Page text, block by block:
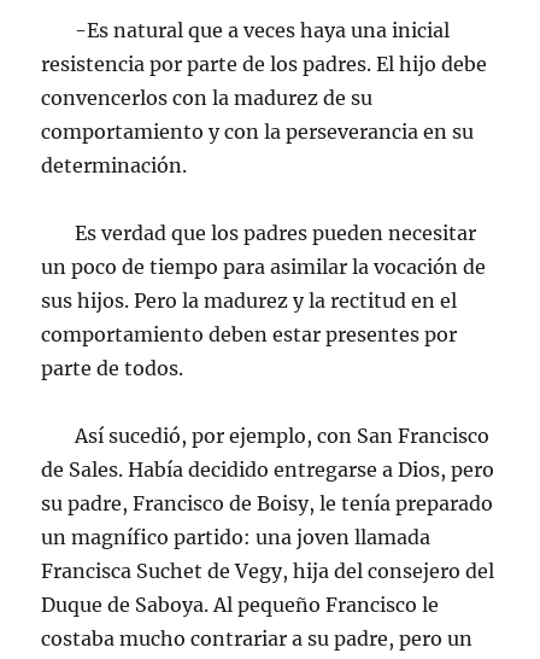
-Es natural que a veces haya una inicial
resistencia por parte de los padres. El hijo debe
convencerlos con la madurez de su
comportamiento y con la perseverancia en su
determinación.
Es verdad que los padres pueden necesitar
un poco de tiempo para asimilar la vocación de
sus hijos. Pero la madurez y la rectitud en el
comportamiento deben estar presentes por
parte de todos.
Así sucedió, por ejemplo, con San Francisco
de Sales. Había decidido entregarse a Dios, pero
su padre, Francisco de Boisy, le tenía preparado
un magnífico partido: una joven llamada
Francisca Suchet de Vegy, hija del consejero del
Duque de Saboya. Al pequeño Francisco le
costaba mucho contrariar a su padre, pero un